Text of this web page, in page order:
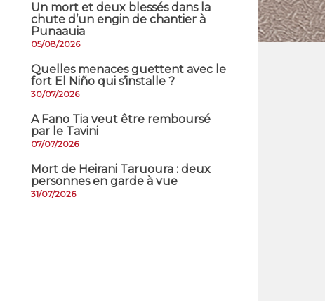
​Un mort et deux blessés dans la
chute d’un engin de chantier à
Punaauia
05/08/2026
Quelles menaces guettent avec le
fort El Niño qui s’installe ?
30/07/2026
A Fano Tia veut être remboursé
par le Tavini
07/07/2026
Mort de Heirani Taruoura : deux
personnes en garde à vue
31/07/2026